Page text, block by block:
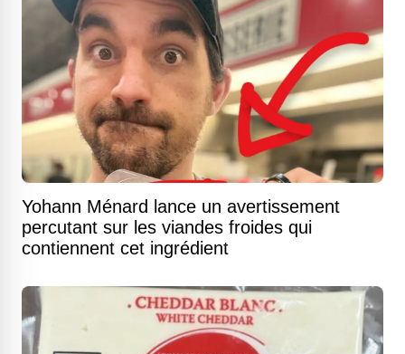
Yohann Ménard lance un avertissement
percutant sur les viandes froides qui
contiennent cet ingrédient